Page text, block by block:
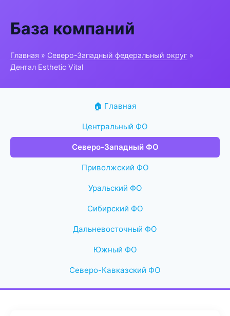
База компаний
Главная » Северо-Западный федеральный округ »
Дентал Esthetic Vital
🏠 Главная
Центральный ФО
Северо-Западный ФО
Приволжский ФО
Уральский ФО
Сибирский ФО
Дальневосточный ФО
Южный ФО
Северо-Кавказский ФО